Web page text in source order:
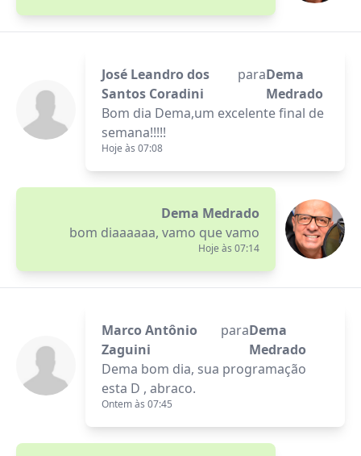
José Leandro dos
Santos Coradini
paraDema
Medrado
Bom dia Dema,um excelente final de
semana!!!!!
Hoje às 07:08
Dema Medrado
bom diaaaaaa, vamo que vamo
Hoje às 07:14
Marco Antônio
Zaguini
paraDema
Medrado
Dema bom dia, sua programação
esta D , abraco.
Ontem às 07:45